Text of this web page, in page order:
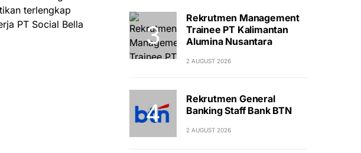
terlengkap
PT Social Bella
Rekrutmen Management
Trainee PT Kalimantan
Alumina Nusantara
2 AUGUST 2026
Rekrutmen General
Banking Staff Bank BTN
2 AUGUST 2026